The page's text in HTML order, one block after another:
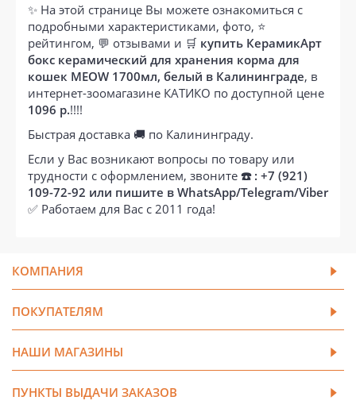
✨ На этой странице Вы можете ознакомиться с
подробными характеристиками, фото, ⭐
рейтингом, 💬 отзывами и 🛒 купить КерамикАрт
бокс керамический для хранения корма для
кошек MEOW 1700мл, белый в Калининграде, в
интернет-зоомагазине КАТИКО по доступной цене
1096 р.!!!!
Быстрая доставка 🚚 по Калининграду.
Если у Вас возникают вопросы по товару или
трудности с оформлением, звоните ☎️ : +7 (921)
109-72-92 или пишите в WhatsApp/Telegram/Viber
✅ Работаем для Вас с 2011 года!
КОМПАНИЯ
ПОКУПАТЕЛЯМ
НАШИ МАГАЗИНЫ
ПУНКТЫ ВЫДАЧИ ЗАКАЗОВ